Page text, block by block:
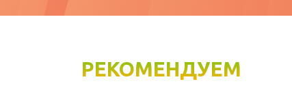
РЕКОМЕНДУЕМ